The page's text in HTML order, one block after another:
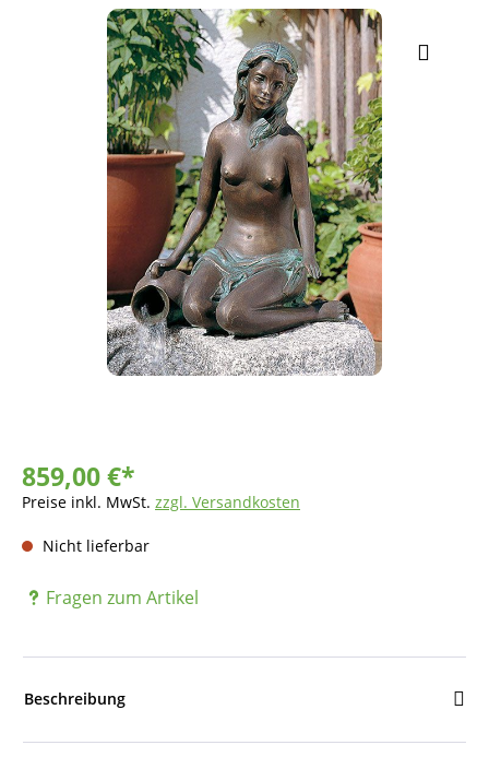
859,00 €*
Preise inkl. MwSt. zzgl. Versandkosten
Nicht lieferbar
Fragen zum Artikel
Beschreibung